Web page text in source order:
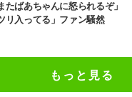
たばあちゃんに怒られるぞ」
リ入ってる」ファン騒然
もっと見る